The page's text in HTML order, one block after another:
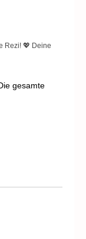
Rezi! 💖 Deine
gesamte